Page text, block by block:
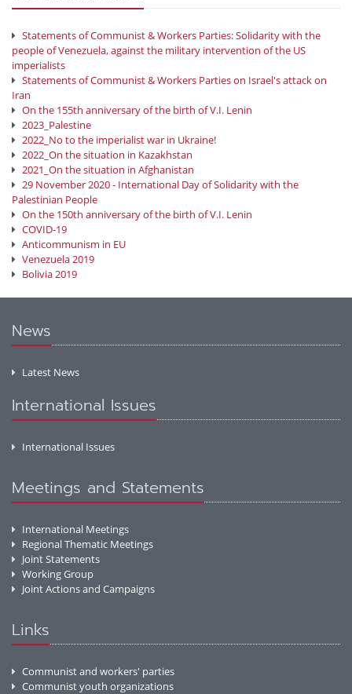
Statements of Communist & Workers Parties: Solidarity with the
people of Venezuela, against the military intervention of the US
imperialists
Statements of Communist & Workers Parties on Israel's attack on
Iran
On the 155th anniversary of the birth of V.I. Lenin
2023_Palestine
2022_No to the imperialist war in Ukraine!
2022_On the situation in Kazakhstan
2021_On the situation in Afghanistan
29 November 2020 - International Day of Solidarity with the
Palestinian People
On the 150th anniversary of the birth of V.I. Lenin
COVID-19
Anticommunism in EU
Venezuela 2019
Bolivia 2019
News
Latest News
International Issues
International Issues
Meetings and Statements
International Meetings
Regional Thematic Meetings
Joint Statements
Working Group
Joint Actions and Campaigns
Links
Communist and workers' parties
Communist youth organizations